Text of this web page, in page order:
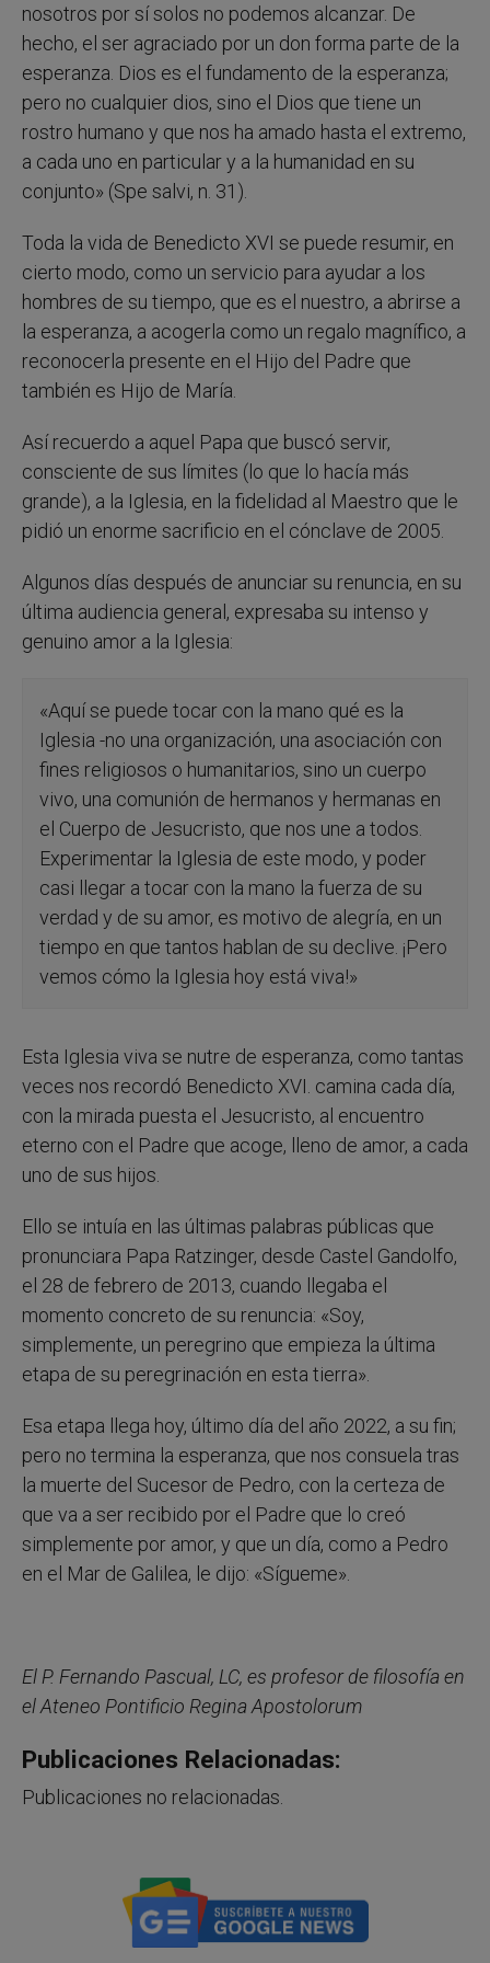
nosotros por sí solos no podemos alcanzar. De
hecho, el ser agraciado por un don forma parte de la
esperanza. Dios es el fundamento de la esperanza;
pero no cualquier dios, sino el Dios que tiene un
rostro humano y que nos ha amado hasta el extremo,
a cada uno en particular y a la humanidad en su
conjunto» (Spe salvi, n. 31).
Toda la vida de Benedicto XVI se puede resumir, en
cierto modo, como un servicio para ayudar a los
hombres de su tiempo, que es el nuestro, a abrirse a
la esperanza, a acogerla como un regalo magnífico, a
reconocerla presente en el Hijo del Padre que
también es Hijo de María.
Así recuerdo a aquel Papa que buscó servir,
consciente de sus límites (lo que lo hacía más
grande), a la Iglesia, en la fidelidad al Maestro que le
pidió un enorme sacrificio en el cónclave de 2005.
Algunos días después de anunciar su renuncia, en su
última audiencia general, expresaba su intenso y
genuino amor a la Iglesia:
«Aquí se puede tocar con la mano qué es la
Iglesia -no una organización, una asociación con
fines religiosos o humanitarios, sino un cuerpo
vivo, una comunión de hermanos y hermanas en
el Cuerpo de Jesucristo, que nos une a todos.
Experimentar la Iglesia de este modo, y poder
casi llegar a tocar con la mano la fuerza de su
verdad y de su amor, es motivo de alegría, en un
tiempo en que tantos hablan de su declive. ¡Pero
vemos cómo la Iglesia hoy está viva!»
Esta Iglesia viva se nutre de esperanza, como tantas
veces nos recordó Benedicto XVI. camina cada día,
con la mirada puesta el Jesucristo, al encuentro
eterno con el Padre que acoge, lleno de amor, a cada
uno de sus hijos.
Ello se intuía en las últimas palabras públicas que
pronunciara Papa Ratzinger, desde Castel Gandolfo,
el 28 de febrero de 2013, cuando llegaba el
momento concreto de su renuncia: «Soy,
simplemente, un peregrino que empieza la última
etapa de su peregrinación en esta tierra».
Esa etapa llega hoy, último día del año 2022, a su fin;
pero no termina la esperanza, que nos consuela tras
la muerte del Sucesor de Pedro, con la certeza de
que va a ser recibido por el Padre que lo creó
simplemente por amor, y que un día, como a Pedro
en el Mar de Galilea, le dijo: «Sígueme».
El P. Fernando Pascual, LC, es profesor de filosofía en
el Ateneo Pontificio Regina Apostolorum
Publicaciones Relacionadas:
Publicaciones no relacionadas.